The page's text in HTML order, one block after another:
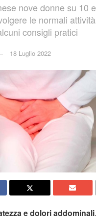
nove donne su 10
le normali attività
consigli pratici
18 Luglio 2022
e dolori addominali